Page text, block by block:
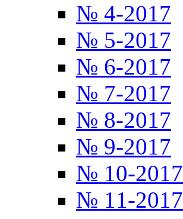
№ 4-2017
№ 5-2017
№ 6-2017
№ 7-2017
№ 8-2017
№ 9-2017
№ 10-2017
№ 11-2017